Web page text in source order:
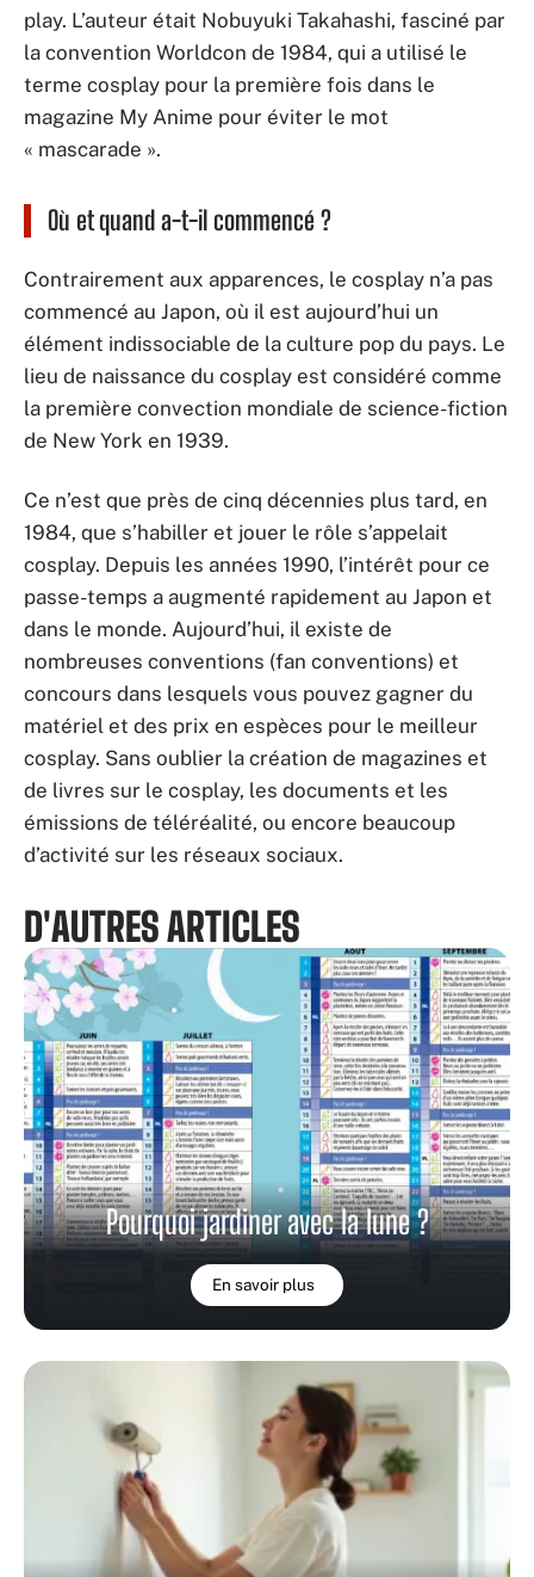
play. L’auteur était Nobuyuki Takahashi, fasciné par
la convention Worldcon de 1984, qui a utilisé le
terme cosplay pour la première fois dans le
magazine My Anime pour éviter le mot
« mascarade ».
Où et quand a-t-il commencé ?
Contrairement aux apparences, le cosplay n’a pas
commencé au Japon, où il est aujourd’hui un
élément indissociable de la culture pop du pays. Le
lieu de naissance du cosplay est considéré comme
la première convection mondiale de science-fiction
de New York en 1939.
Ce n’est que près de cinq décennies plus tard, en
1984, que s’habiller et jouer le rôle s’appelait
cosplay. Depuis les années 1990, l’intérêt pour ce
passe-temps a augmenté rapidement au Japon et
dans le monde. Aujourd’hui, il existe de
nombreuses conventions (fan conventions) et
concours dans lesquels vous pouvez gagner du
matériel et des prix en espèces pour le meilleur
cosplay. Sans oublier la création de magazines et
de livres sur le cosplay, les documents et les
émissions de téléréalité, ou encore beaucoup
d’activité sur les réseaux sociaux.
D'AUTRES ARTICLES
Pourquoi jardiner avec la lune ?
En savoir plus